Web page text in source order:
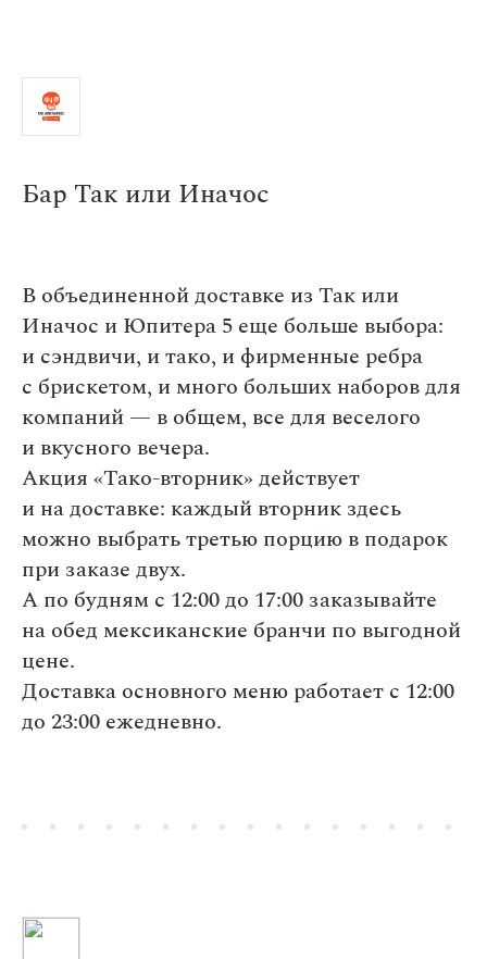
Бар Так или Иначос
В объединенной доставке из Так или
Иначос и Юпитера 5 еще больше выбора:
и сэндвичи, и тако, и фирменные ребра
с брискетом, и много больших наборов для
компаний — в общем, все для веселого
и вкусного вечера.
Акция «Тако-вторник» действует
и на доставке: каждый вторник здесь
можно выбрать третью порцию в подарок
при заказе двух.
А по будням с 12:00 до 17:00 заказывайте
на обед мексиканские бранчи по выгодной
цене.
Доставка основного меню работает с 12:00
до 23:00 ежедневно.